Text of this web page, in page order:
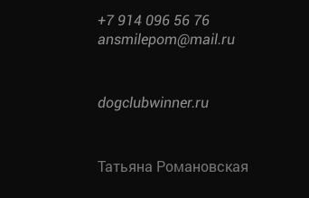
+7 914 096 56 76
ansmilepom@mail.ru
dogclubwinner.ru
Татьяна Романовская